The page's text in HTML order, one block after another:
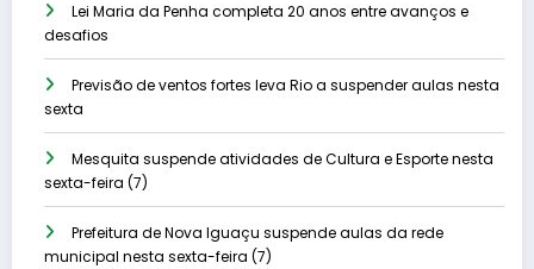
Lei Maria da Penha completa 20 anos entre avanços e
desafios
Previsão de ventos fortes leva Rio a suspender aulas nesta
sexta
Mesquita suspende atividades de Cultura e Esporte nesta
sexta-feira (7)
Prefeitura de Nova Iguaçu suspende aulas da rede
municipal nesta sexta-feira (7)